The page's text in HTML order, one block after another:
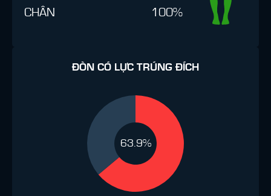
CHÂN 100%
ĐÒN CÓ LỰC TRÚNG ĐÍCH
63.9%